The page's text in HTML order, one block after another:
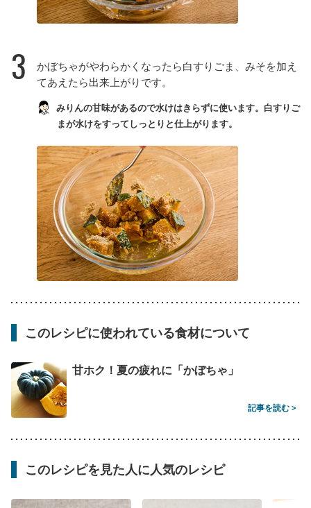
3
かぼちゃがやわらかくなったら白すりごま、みそを加え
てあえたら出来上がりです。
みりんの甘味があるので水けはきらずに使います。白すりご
まが水けをすってしっとりと仕上がります。
このレシピに使われている食材について
甘ホク！夏の疲れに「かぼちゃ」
記事を読む >
このレシピを見た人に人気のレシピ